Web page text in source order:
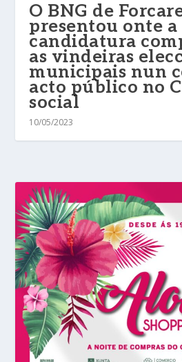
O BNG de
presentou onte a
candidatura
as vindeiras
municipais nun
acto público no
social
10/05/2023